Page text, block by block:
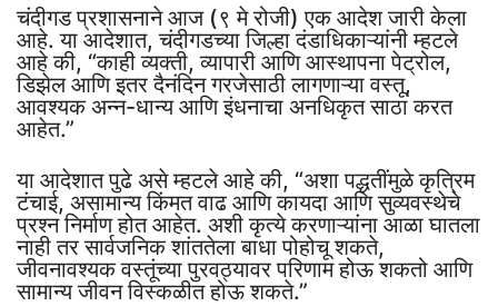
चंदीगड प्रशासनाने आज (९ मे रोजी) एक आदेश जारी केला
आहे. या आदेशात, चंदीगडच्या जिल्हा दंडाधिकाऱ्यांनी म्हटले
आहे की, “काही व्यक्ती, व्यापारी आणि आस्थापना पेट्रोल,
डिझेल आणि इतर दैनंदिन गरजेसाठी लागणाऱ्या वस्तू,
आवश्यक अन्न-धान्य आणि इंधनाचा अनधिकृत साठा करत
आहेत.”
या आदेशात पुढे असे म्हटले आहे की, “अशा पद्धतींमुळे कृत्रिम
टंचाई, असामान्य किंमत वाढ आणि कायदा आणि सुव्यवस्थेचे
प्रश्न निर्माण होत आहेत. अशी कृत्ये करणाऱ्यांना आळा घातला
नाही तर सार्वजनिक शांततेला बाधा पोहोचू शकते,
जीवनावश्यक वस्तूंच्या पुरवठ्यावर परिणाम होऊ शकतो आणि
सामान्य जीवन विस्कळीत होऊ शकते.”